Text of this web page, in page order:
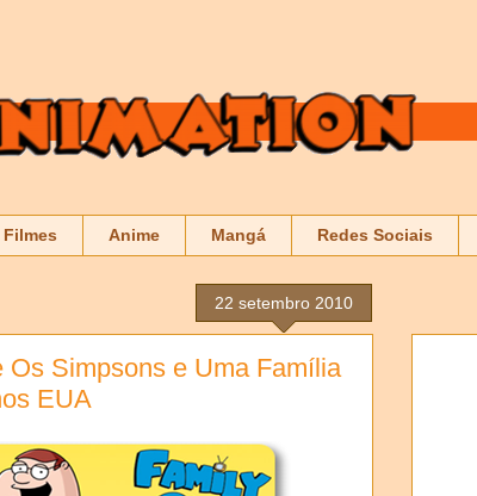
Filmes Anime Mangá Redes Sociais
22 setembro 2010
Os Simpsons e Uma Família
EUA